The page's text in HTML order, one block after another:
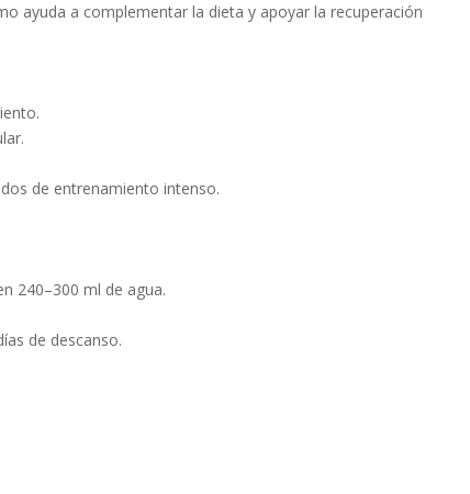
ayuda a complementar la dieta y apoyar la recuperación
de entrenamiento intenso.
240–300 ml de agua.
de descanso.